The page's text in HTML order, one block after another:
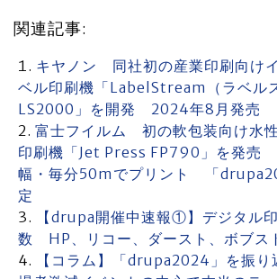
関連記事:
キヤノン 同社初の産業印刷向け
ベル印刷機「LabelStream（ラベル
LS2000」を開発 2024年8月発売
富士フイルム 初の軟包装向け水
印刷機「Jet Press FP790」を発
幅・毎分50mでプリント 「
定
【drupa開催中速報①】デジタル
数 HP、リコー、ダースト、ボブス
【コラム】「drupa2024」を振